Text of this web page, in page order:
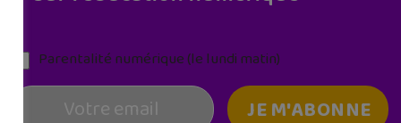
Parentalité numérique (le lundi matin)